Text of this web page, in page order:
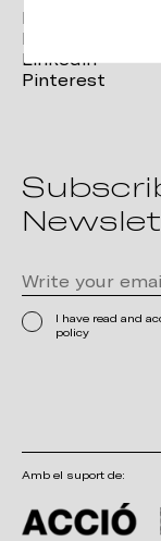
Facebook
Instagram
Linkedin
Pinterest
I have read and
policy
Amb el suport de: